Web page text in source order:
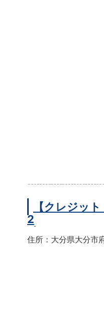
【クレジッ
2
住所：大分県大分市